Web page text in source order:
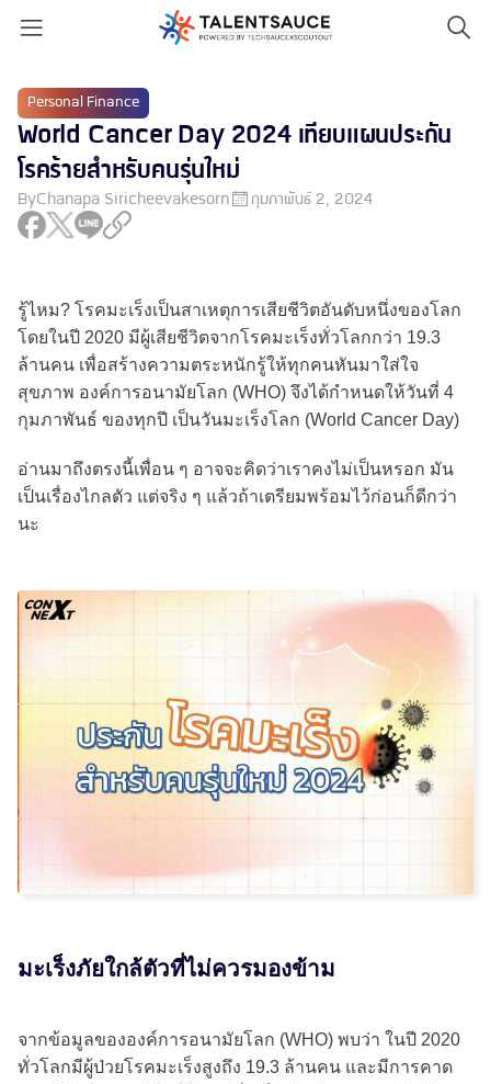
Personal Finance
World Cancer Day 2024 เทียบแผนประกัน
โรคร้ายสำหรับคนรุ่นใหม่
ByChanapa Siricheevakesorn กุมภาพันธ์ 2, 2024
รู้ไหม? โรคมะเร็งเป็นสาเหตุการเสียชีวิตอันดับหนึ่งของโลก
โดยในปี 2020 มีผู้เสียชีวิตจากโรคมะเร็งทั่วโลกกว่า 19.3
ล้านคน เพื่อสร้างความตระหนักรู้ให้ทุกคนหันมาใส่ใจ
สุขภาพ องค์การอนามัยโลก (WHO) จึงได้กำหนดให้วันที่ 4
กุมภาพันธ์ ของทุกปี เป็นวันมะเร็งโลก (World Cancer Day)
อ่านมาถึงตรงนี้เพื่อน ๆ อาจจะคิดว่าเราคงไม่เป็นหรอก มัน
เป็นเรื่องไกลตัว แต่จริง ๆ แล้วถ้าเตรียมพร้อมไว้ก่อนก็ดีกว่า
นะ
มะเร็งภัยใกล้ตัวที่ไม่ควรมองข้าม
จากข้อมูลขององค์การอนามัยโลก (WHO) พบว่า ในปี 2020
ทั่วโลกมีผู้ป่วยโรคมะเร็งสูงถึง 19.3 ล้านคน และมีการคาด